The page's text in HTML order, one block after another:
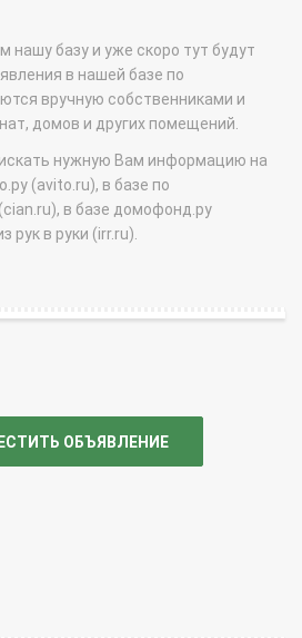
нашу базу и уже скоро тут будут
в нашей базе по
вручную собственниками и
домов и других помещений.
нужную Вам информацию на
(avito.ru), в базе по
в базе домофонд.ру
рук в руки (irr.ru).
ОБЪЯВЛЕНИЕ